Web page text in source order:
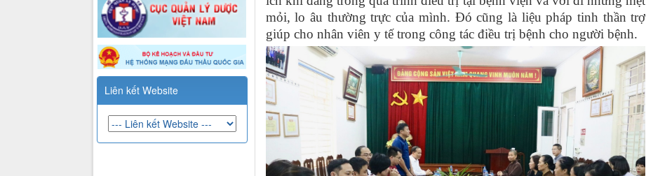
mỏi, lo âu thường trực của mình. Đó cũng là liệu pháp tinh thần trợ
giúp cho nhân viên y tế trong công tác điều trị bệnh cho người bệnh.
Liên kết Website